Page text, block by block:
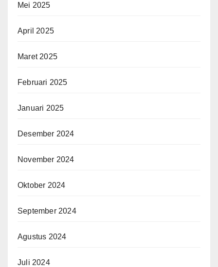
Mei 2025
April 2025
Maret 2025
Februari 2025
Januari 2025
Desember 2024
November 2024
Oktober 2024
September 2024
Agustus 2024
Juli 2024